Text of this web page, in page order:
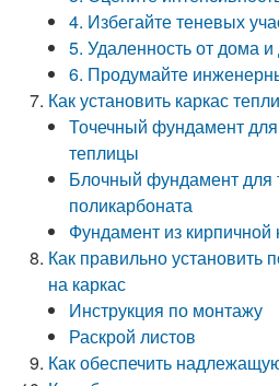
4. Избегайте теневых
5. Удаленность от дома и
6. Продумайте
Как установить каркас
Точечный фундамент
теплицы
Блочный фундамент для
поликарбоната
Фундамент из кирпичной
Как правильно установить
на каркас
Инструкция по монтажу
Раскрой листов
Как обеспечить